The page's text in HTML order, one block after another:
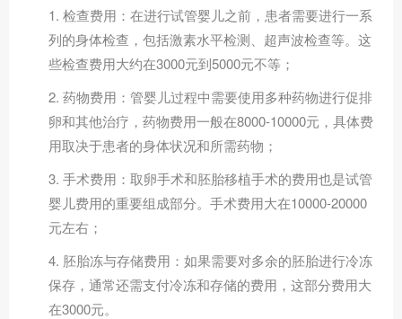
1. 检查费用：在进行试管婴儿之前，患者需要进行一系
列的身体检查，包括激素水平检测、超声波检查等。这
些检查费用大约在3000元到5000元不等；
2. 药物费用：管婴儿过程中需要使用多种药物进行促排
卵和其他治疗，药物费用一般在8000-10000元，具体费
用取决于患者的身体状况和所需药物；
3. 手术费用：取卵手术和胚胎移植手术的费用也是试管
婴儿费用的重要组成部分。手术费用大在10000-20000
元左右；
4. 胚胎冻与存储费用：如果需要对多余的胚胎进行冷冻
保存，通常还需支付冷冻和存储的费用，这部分费用大
在3000元。